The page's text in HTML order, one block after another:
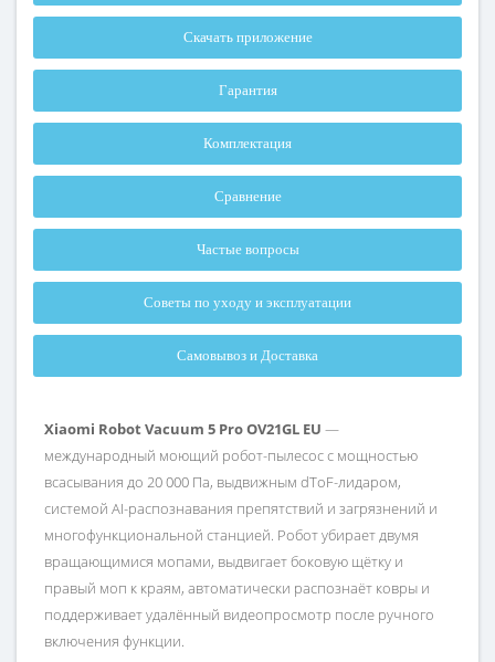
Скачать приложение
Гарантия
Комплектация
Сравнение
Частые вопросы
Советы по уходу и эксплуатации
Самовывоз и Доставка
Xiaomi Robot Vacuum 5 Pro OV21GL EU —
международный моющий робот-пылесос с мощностью
всасывания до 20 000 Па, выдвижным dToF-лидаром,
системой AI-распознавания препятствий и загрязнений и
многофункциональной станцией. Робот убирает двумя
вращающимися мопами, выдвигает боковую щётку и
правый моп к краям, автоматически распознаёт ковры и
поддерживает удалённый видеопросмотр после ручного
включения функции.